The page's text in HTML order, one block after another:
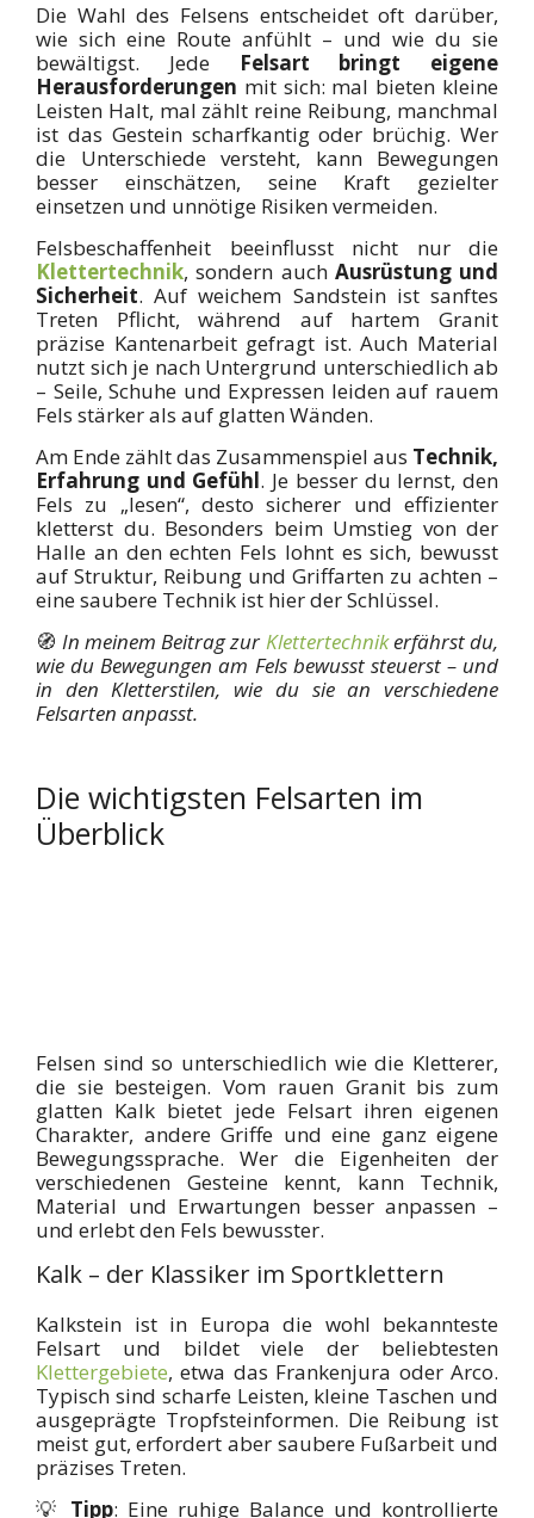
Die Wahl des Felsens entscheidet oft darüber,
wie sich eine Route anfühlt – und wie du sie
bewältigst. Jede
Felsart bringt eigene
Herausforderungen mit sich: mal bieten kleine
Leisten Halt, mal zählt reine Reibung, manchmal
ist das Gestein scharfkantig oder brüchig. Wer
die Unterschiede versteht, kann Bewegungen
besser einschätzen, seine Kraft gezielter
einsetzen und unnötige Risiken vermeiden.
Felsbeschaffenheit beeinflusst nicht nur die
Klettertechnik, sondern auch Ausrüstung und
Sicherheit. Auf weichem Sandstein ist sanftes
Treten Pflicht, während auf hartem Granit
präzise Kantenarbeit gefragt ist. Auch Material
nutzt sich je nach Untergrund unterschiedlich ab
– Seile, Schuhe und Expressen leiden auf rauem
Fels stärker als auf glatten Wänden.
Am Ende zählt das Zusammenspiel aus Technik,
Erfahrung und Gefühl. Je besser du lernst, den
Fels zu „lesen“, desto sicherer und effizienter
kletterst du. Besonders beim Umstieg von der
Halle an den echten Fels lohnt es sich, bewusst
auf Struktur, Reibung und Griffarten zu achten –
eine saubere Technik ist hier der Schlüssel.
🧭 In meinem Beitrag zurKlettertechnikerfährst du,
wie du Bewegungen am Fels bewusst steuerst – und
in den Kletterstilen, wie du sie an verschiedene
Felsarten anpasst.
Die wichtigsten Felsarten im
Überblick
Felsen sind so unterschiedlich wie die Kletterer,
die sie besteigen. Vom rauen Granit bis zum
glatten Kalk bietet jede Felsart ihren eigenen
Charakter, andere Griffe und eine ganz eigene
Bewegungssprache. Wer die Eigenheiten der
verschiedenen Gesteine kennt, kann Technik,
Material und Erwartungen besser anpassen –
und erlebt den Fels bewusster.
Kalk – der Klassiker im Sportklettern
Kalkstein ist in Europa die wohl bekannteste
Felsart und bildet viele der beliebtesten
Klettergebiete, etwa das Frankenjura oder Arco.
Typisch sind scharfe Leisten, kleine Taschen und
ausgeprägte Tropfsteinformen. Die Reibung ist
meist gut, erfordert aber saubere Fußarbeit und
präzises Treten.
💡 Tipp: Eine ruhige Balance und kontrollierte